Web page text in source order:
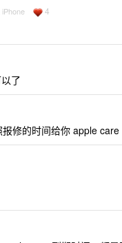
4
了
修的时间给你 apple care